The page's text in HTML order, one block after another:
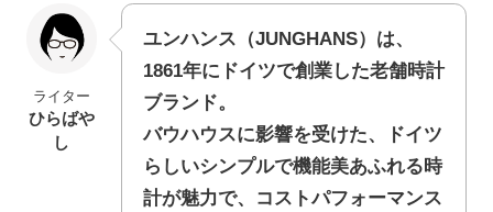
ライター
ひらばや
し
ユンハンス（JUNGHANS）は、
1861年にドイツで創業した老舗時計
ブランド。
バウハウスに影響を受けた、ドイツ
らしいシンプルで機能美あふれる時
計が魅力で、コストパフォーマンス